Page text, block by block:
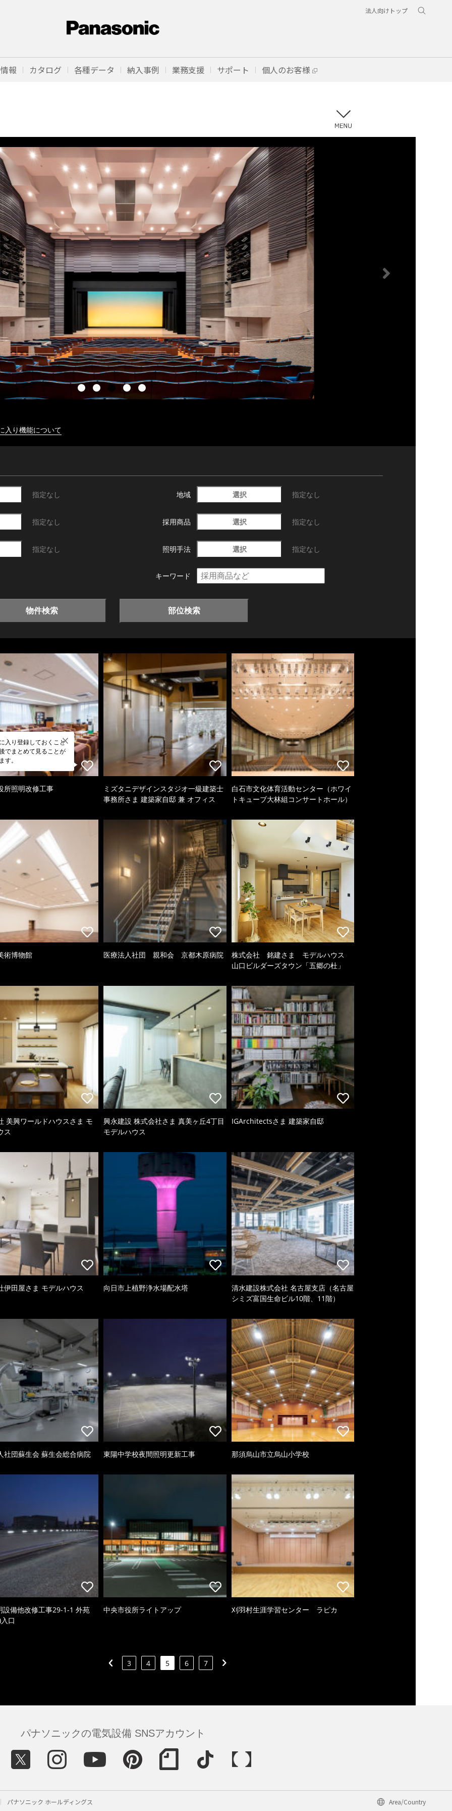
法人向けトップ
報 カタログ 各種データ 納入事例 業務支援 サポート 個人のお客様
入り機能について
指定なし 地域 選択 指定なし
指定なし 採用商品 選択 指定なし
指定なし 照明手法 選択 指定なし
キーワード
物件検索 部位検索
入り登録しておくこと
でまとめて見ることが
す。
所照明改修工事
ミズタニデザインスタジオ一級建築士
事務所さま 建築家自邸 兼 オフィス
白石市文化体育活動センター（ホワイ
トキューブ大林組コンサートホール）
術博物館 医療法人社団 親和会 京都木原病院
株式会社 銘建さま モデルハウス
山口ビルダーズタウン「五郷の杜」
美興ワールドハウスさま モ
ス
興永建設 株式会社さま 真美ヶ丘4丁目
モデルハウス
IGArchitectsさま 建築家自邸
伊田屋さま モデルハウス 向日市上植野浄水場配水塔
清水建設株式会社 名古屋支店（名古屋
シミズ富国生命ビル10階、11階）
社団蘇生会 蘇生会総合病院 東陽中学校夜間照明更新工事 那須烏山市立烏山小学校
設備他改修工事29-1-1 外苑
口
中央市役所ライトアップ 刈羽村生涯学習センター ラピカ
3 4 5 6 7
パナソニックの電気設備 SNSアカウント
パナソニック ホールディングス Area/Country